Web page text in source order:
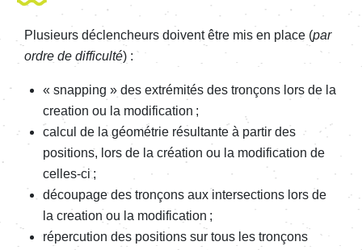
Plusieurs déclencheurs doivent être mis en place (par
ordre de difficulté) :
« snapping » des extrémités des tronçons lors de la
creation ou la modification ;
calcul de la géométrie résultante à partir des
positions, lors de la création ou la modification de
celles-ci ;
découpage des tronçons aux intersections lors de
la creation ou la modification ;
répercution des positions sur tous les tronçons